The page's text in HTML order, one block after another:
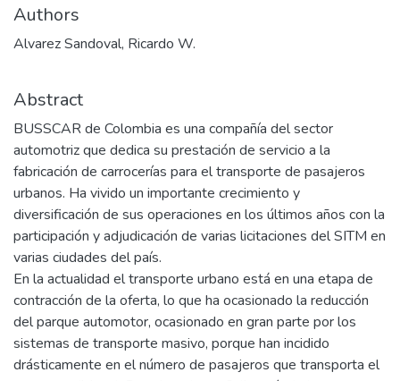
Authors
Alvarez Sandoval, Ricardo W.
Abstract
BUSSCAR de Colombia es una compañía del sector
automotriz que dedica su prestación de servicio a la
fabricación de carrocerías para el transporte de pasajeros
urbanos. Ha vivido un importante crecimiento y
diversificación de sus operaciones en los últimos años con la
participación y adjudicación de varias licitaciones del SITM en
varias ciudades del país.
En la actualidad el transporte urbano está en una etapa de
contracción de la oferta, lo que ha ocasionado la reducción
del parque automotor, ocasionado en gran parte por los
sistemas de transporte masivo, porque han incidido
drásticamente en el número de pasajeros que transporta el